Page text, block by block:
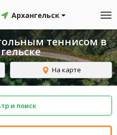
Архангельск
теннисом в
На карте
и поиск район